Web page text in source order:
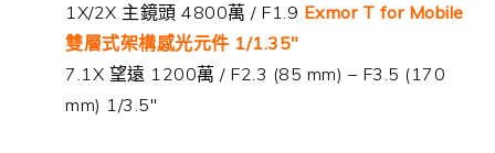
1X/2X 主鏡頭 4800萬 / F1.9 Exmor T for Mobile
雙層式架構感光元件 1/1.35″
7.1X 望遠 1200萬 / F2.3 (85 mm) – F3.5 (170
mm) 1/3.5″